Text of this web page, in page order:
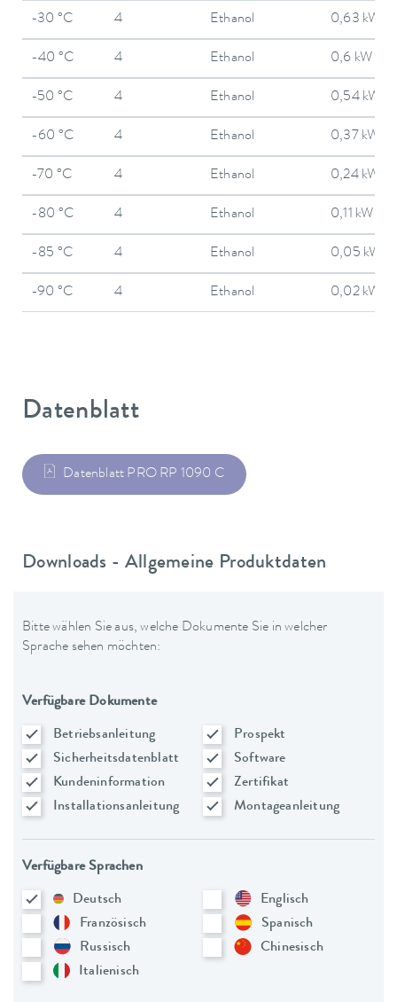
-30 °C 4 Ethanol 0,63 kW
-40 °C 4 Ethanol 0,6 kW
-50 °C 4 Ethanol 0,54 kW
-60 °C 4 Ethanol 0,37 kW
-70 °C 4 Ethanol 0,24 kW
-80 °C 4 Ethanol 0,11 kW
-85 °C 4 Ethanol 0,05 kW
-90 °C 4 Ethanol 0,02 kW
Datenblatt
Datenblatt PRO RP 1090 C
Downloads - Allgemeine Produktdaten
Bitte wählen Sie aus, welche Dokumente Sie in welcher
Sprache sehen möchten:
Verfügbare Dokumente
Betriebsanleitung
Prospekt
Sicherheitsdatenblatt
Software
Kundeninformation
Zertifikat
Installationsanleitung
Montageanleitung
Verfügbare Sprachen
Deutsch
Englisch
Französisch
Spanisch
Russisch
Chinesisch
Italienisch